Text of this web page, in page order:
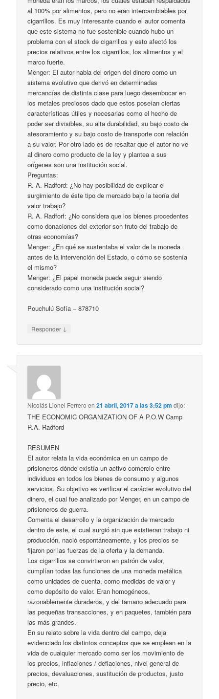
al 100% por alimentos, pero no eran intercambiables por
cigarrillos. Es muy interesante cuando el autor comenta
que este sistema no fue sostenible cuando hubo un
problema con el stock de cigarrillos y esto afectó los
precios relativos entre los cigarrillos, los alimentos y el
marco fuerte.
Menger: El autor habla del origen del dinero como un
sistema evolutivo que derivó en determinadas
mercancías de distinta clase para luego desembocar en
los metales preciosos dado que estos poseían ciertas
características útiles y necesarias como el hecho de
poder ser divisibles, su alta durabilidad, su bajo costo de
atesoramiento y su bajo costo de transporte con relación
a su valor. Por otro lado es de resaltar que el autor no ve
al dinero como producto de la ley y plantea a sus
orígenes son una institución social.
Preguntas:
R. A. Radford: ¿No hay posibilidad de explicar el
surgimiento de éste tipo de mercado bajo la teoría del
valor trabajo?
R. A. Radforf: ¿No considera que los bienes procedentes
como donaciones del exterior son fruto del trabajo de
otras economías?
Menger: ¿En qué se sustentaba el valor de la moneda
antes de la intervención del Estado, o cómo se sostenía
el mismo?
Menger: ¿El papel moneda puede seguir siendo
considerado como una institución social?
Pouchulú Sofía – 878710
Responder ↓
Nicolás Lionel Ferrero en21 abril, 2017 a las 3:52 pm dijo:
THE ECONOMIC ORGANIZATION OF A P.O.W Camp
R.A. Radford
RESUMEN
El autor relata la vida económica en un campo de
prisioneros dónde existía un activo comercio entre
individuos en todos los bienes de consumo y algunos
servicios. Su objetivo es verificar el carácter evolutivo del
dinero, el cual fue analizado por Menger, en un campo de
prisioneros de guerra.
Comenta el desarrollo y la organización de mercado
dentro de este, el cual surgió sin que existieran trabajo ni
producción, nació espontáneamente, y los precios se
fijaron por las fuerzas de la oferta y la demanda.
Los cigarrillos se convirtieron en patrón de valor,
cumplían todas las funciones de una moneda metálica
como unidades de cuenta, como medidas de valor y
como depósito de valor. Eran homogéneos,
razonablemente duraderos, y del tamaño adecuado para
las pequeñas transacciones, y en paquetes, también para
las más grandes.
En su relato sobre la vida dentro del campo, deja
evidenciado los distintos conceptos que se emplean en la
vida de cualquier mercado como ser los movimiento de
los precios, inflaciones / deflaciones, nivel general de
precios, devaluaciones, sustitución de productos, justo
precio, etc.